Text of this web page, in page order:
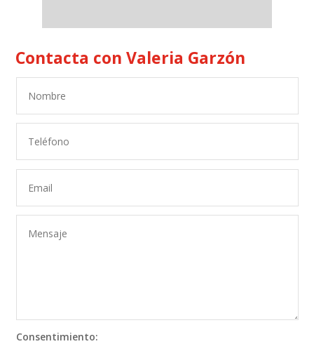
Contacta con Valeria Garzón
Consentimiento: